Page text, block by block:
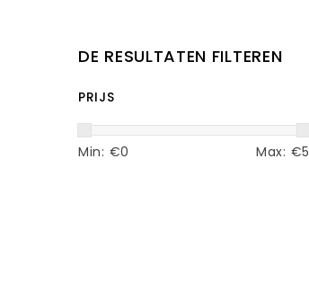
DE RESULTATEN FILTEREN
PRIJS
Min: €0 Max: €5